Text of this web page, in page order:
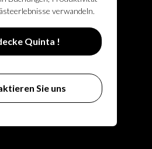
verwandeln.
Quinta !
Sie uns